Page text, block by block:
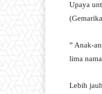
Upaya
” Anak-
lima
Lebih